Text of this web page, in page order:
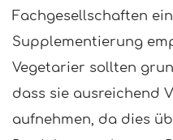
Fachgesellschaften
Supplementierung
Vegetarier sollten
dass sie ausreichend
aufnehmen, da dies